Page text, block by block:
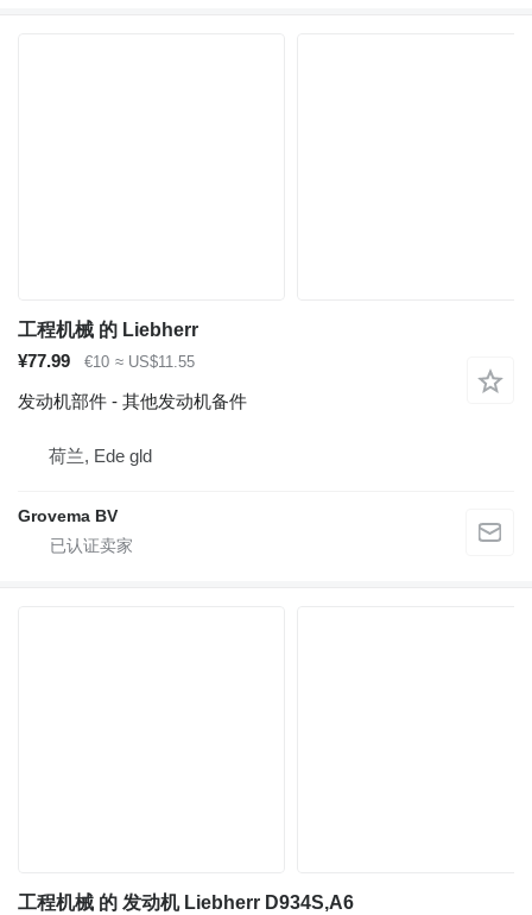
工程机械 的 Liebherr
¥77.99
€10 ≈ US$11.55
发动机部件 - 其他发动机备件
荷兰, Ede gld
Grovema BV
工程机械 的 发动机 Liebherr D934S,A6